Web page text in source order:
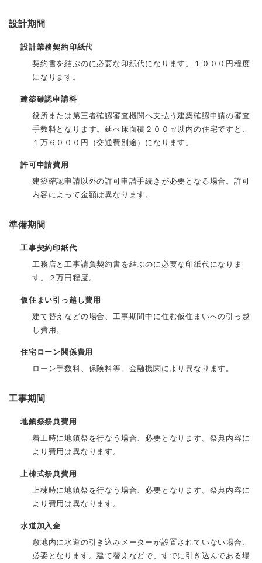
設計期間
設計業務契約印紙代
契約書を結ぶのに必要な印紙代になります。１０００円程度
になります。
建築確認申請料
役所または第三者確認審査機関へ支払う建築確認申請の審査
手数料となります。延べ床面積２００㎡以内の住宅ですと、
１万６０００円（交通費別途）になります。
許可申請費用
建築確認申請以外の許可申請手続きが必要となる場合。許可
内容によって金額は異なります。
準備期間
工事契約印紙代
工務店と工事請負契約書を結ぶのに必要な印紙代になりま
す。２万円程度。
仮住まい引っ越し費用
建て替えなどの場合、工事期間中に住む仮住まいへの引っ越
し費用。
住宅ローン関係費用
ローン手数料、保険料等。金融機関により異なります。
工事期間
地鎮祭祭典費用
着工時に地鎮祭を行なう場合、必要となります。祭典内容に
より費用は異なります。
上棟式祭典費用
上棟時に地鎮祭を行なう場合、必要となります。祭典内容に
より費用は異なります。
水道加入金
敷地内に水道の引き込みメーターが設置されていない場合、
必要となります。建て替えなどで、すでに引き込んである場